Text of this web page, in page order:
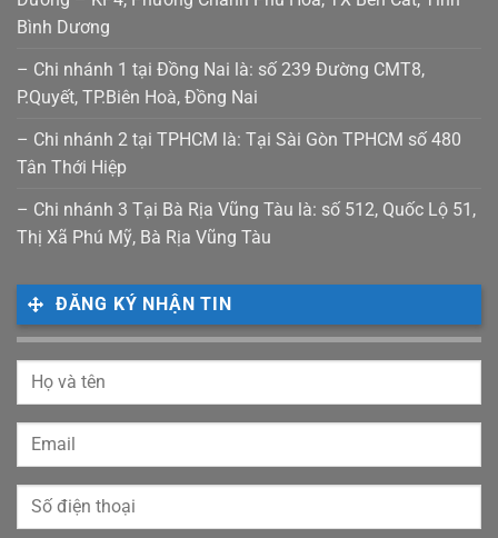
Bình Dương
– Chi nhánh 1 tại Đồng Nai là: số 239 Đường CMT8,
P.Quyết, TP.Biên Hoà, Đồng Nai
– Chi nhánh 2 tại TPHCM là: Tại Sài Gòn TPHCM số 480
Tân Thới Hiệp
– Chi nhánh 3 Tại Bà Rịa Vũng Tàu là: số 512, Quốc Lộ 51,
Thị Xã Phú Mỹ, Bà Rịa Vũng Tàu
ĐĂNG KÝ NHẬN TIN